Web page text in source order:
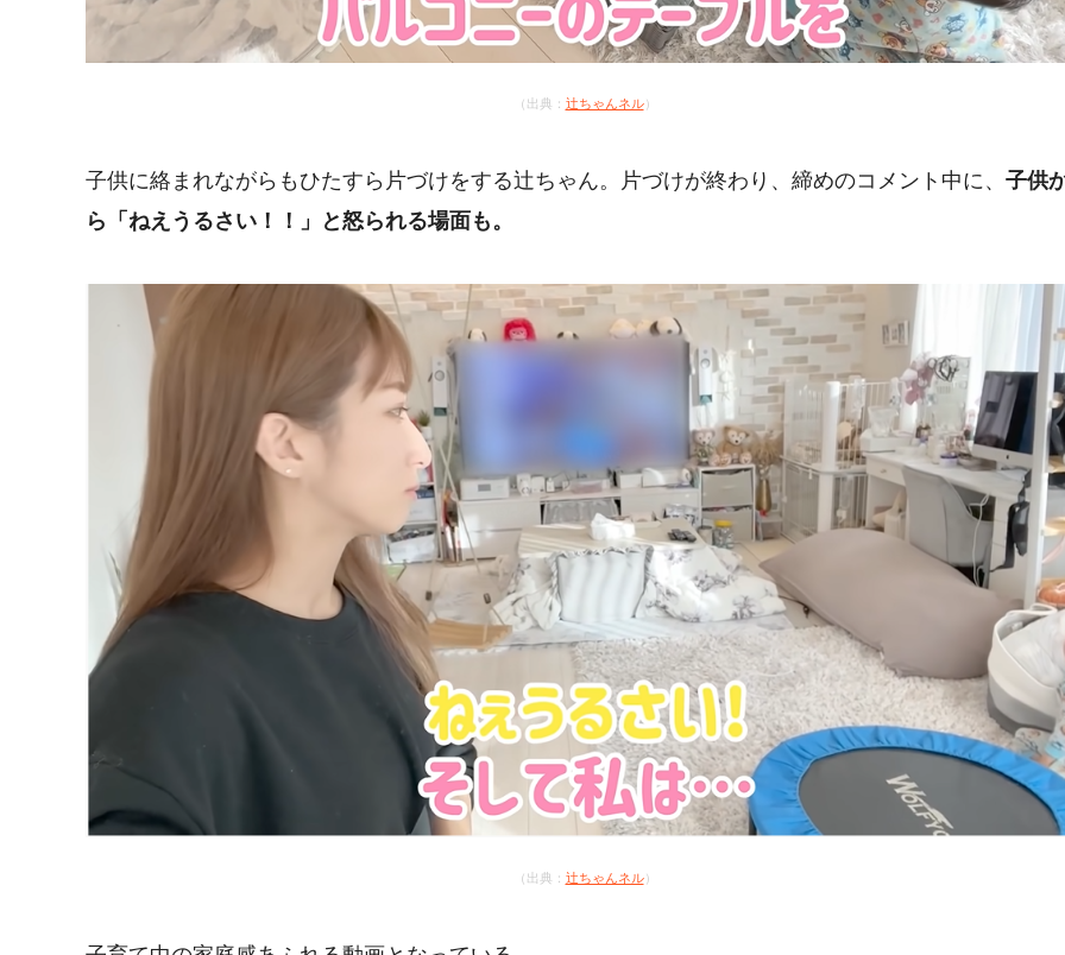
（出典： 辻ちゃんネル）
子供に絡まれながらもひたすら片づけをする辻ちゃん。片づけが終わり、締めのコメント中に、 子供
ら「ねえうるさい！！」と怒られる場面も。
（出典： 辻ちゃんネル）